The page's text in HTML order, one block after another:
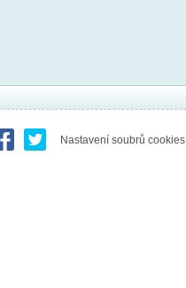
Nastavení soubrů cookies